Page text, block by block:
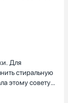
8
объёмные
специально
Для
стиральную
этому совету и